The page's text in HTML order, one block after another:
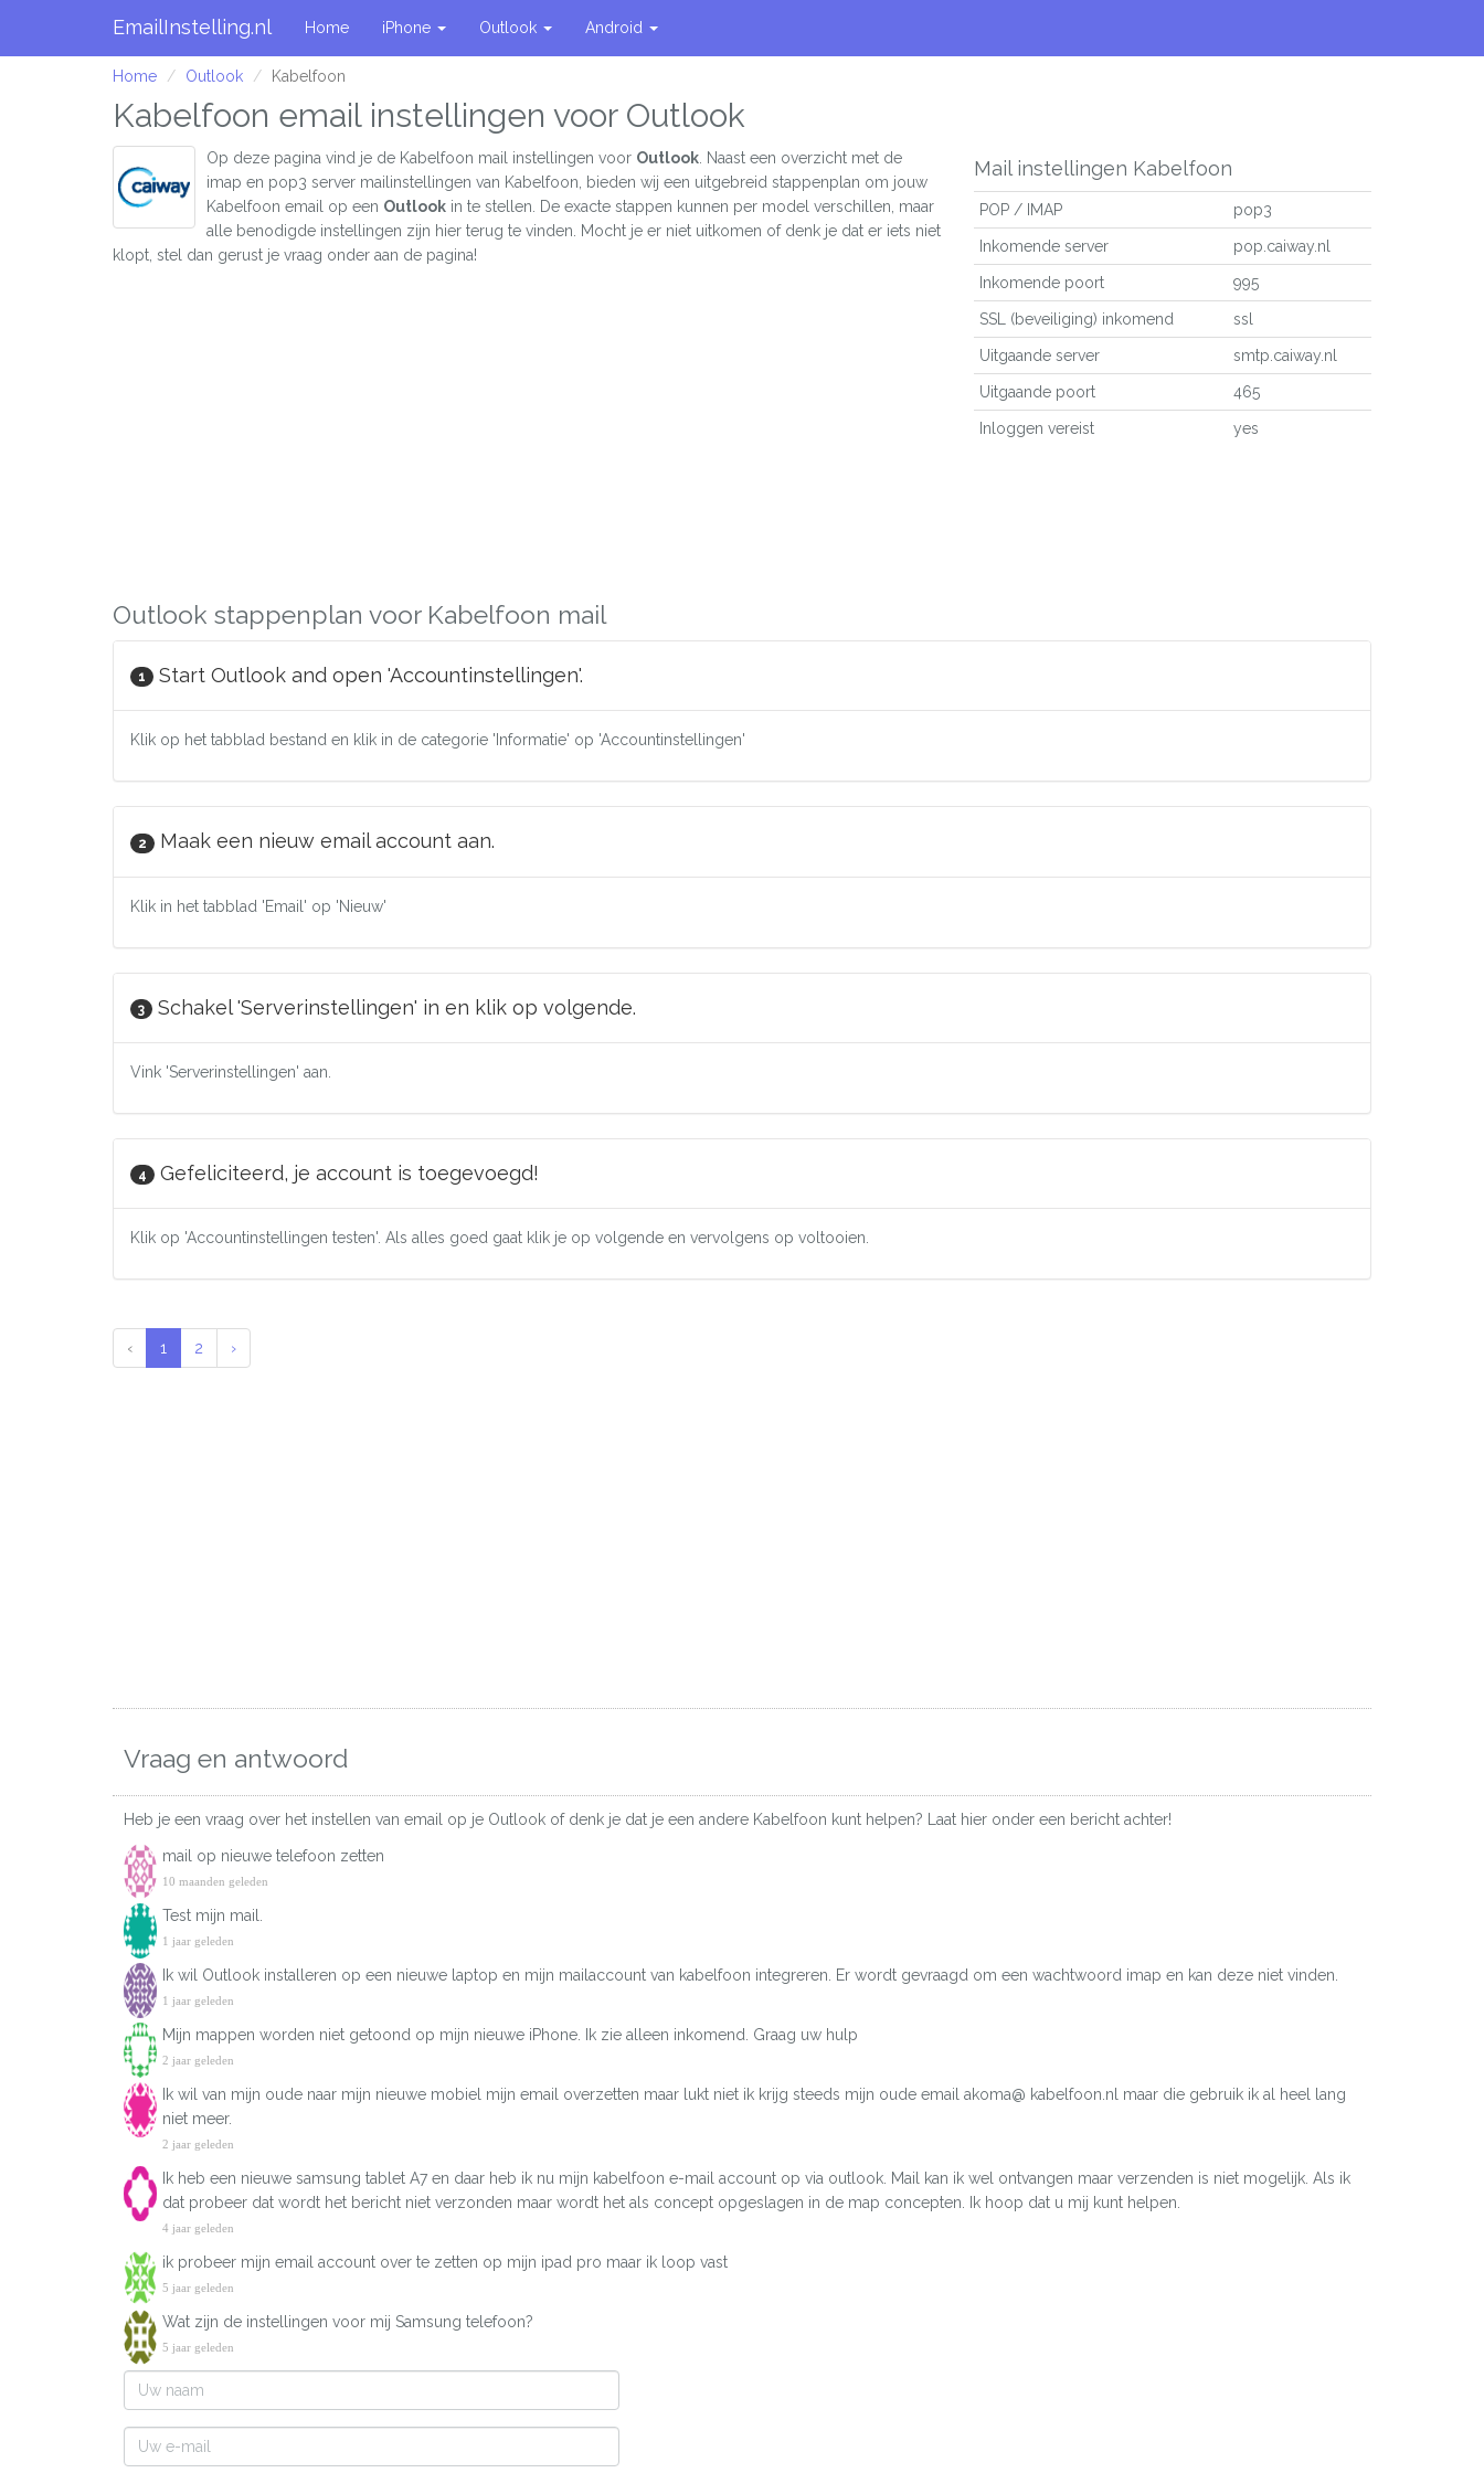
EmailInstelling.nl Home iPhone Outlook Android
Home Outlook Kabelfoon
Kabelfoon email instellingen voor Outlook
Op deze pagina vind je de Kabelfoon mail instellingen voor Outlook . Naast een overzicht met de
imap en pop3 server mailinstellingen van Kabelfoon, bieden wij een uitgebreid stappenplan om jouw
Kabelfoon email op een Outlook in te stellen. De exacte stappen kunnen per model verschillen, maar
alle benodigde instellingen zijn hier terug te vinden. Mocht je er niet uitkomen of denk je dat er iets niet
klopt, stel dan gerust je vraag onder aan de pagina!
Mail instellingen Kabelfoon
POP / IMAP pop3
Inkomende server pop.caiway.nl
Inkomende poort 995
SSL (beveiliging) inkomend ssl
Uitgaande server smtp.caiway.nl
Uitgaande poort 465
Inloggen vereist yes
Outlook stappenplan voor Kabelfoon mail
1 Start Outlook and open 'Accountinstellingen'.
Klik op het tabblad bestand en klik in de categorie 'Informatie' op 'Accountinstellingen'
2 Maak een nieuw email account aan.
Klik in het tabblad 'Email' op 'Nieuw'
3 Schakel 'Serverinstellingen' in en klik op volgende.
Vink 'Serverinstellingen' aan.
4 Gefeliciteerd, je account is toegevoegd!
Klik op 'Accountinstellingen testen'. Als alles goed gaat klik je op volgende en vervolgens op voltooien.
‹ 1 2 ›
Vraag en antwoord
Heb je een vraag over het instellen van email op je Outlook of denk je dat je een andere Kabelfoon kunt helpen? Laat hier onder een bericht achter!
mail op nieuwe telefoon zetten
10 maanden geleden
Test mijn mail.
1 jaar geleden
Ik wil Outlook installeren op een nieuwe laptop en mijn mailaccount van kabelfoon integreren. Er wordt gevraagd om een wachtwoord imap en kan deze niet vinden.
1 jaar geleden
Mijn mappen worden niet getoond op mijn nieuwe iPhone. Ik zie alleen inkomend. Graag uw hulp
2 jaar geleden
Ik wil van mijn oude naar mijn nieuwe mobiel mijn email overzetten maar lukt niet ik krijg steeds mijn oude email akoma@ kabelfoon.nl maar die gebruik ik al heel lang
niet meer.
2 jaar geleden
Ik heb een nieuwe samsung tablet A7 en daar heb ik nu mijn kabelfoon e-mail account op via outlook. Mail kan ik wel ontvangen maar verzenden is niet mogelijk. Als ik
dat probeer dat wordt het bericht niet verzonden maar wordt het als concept opgeslagen in de map concepten. Ik hoop dat u mij kunt helpen.
4 jaar geleden
ik probeer mijn email account over te zetten op mijn ipad pro maar ik loop vast
5 jaar geleden
Wat zijn de instellingen voor mij Samsung telefoon?
5 jaar geleden